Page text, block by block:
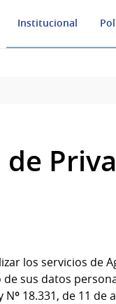
Institucional
los servicios de
sus datos
Nº 18.331, de 11 de